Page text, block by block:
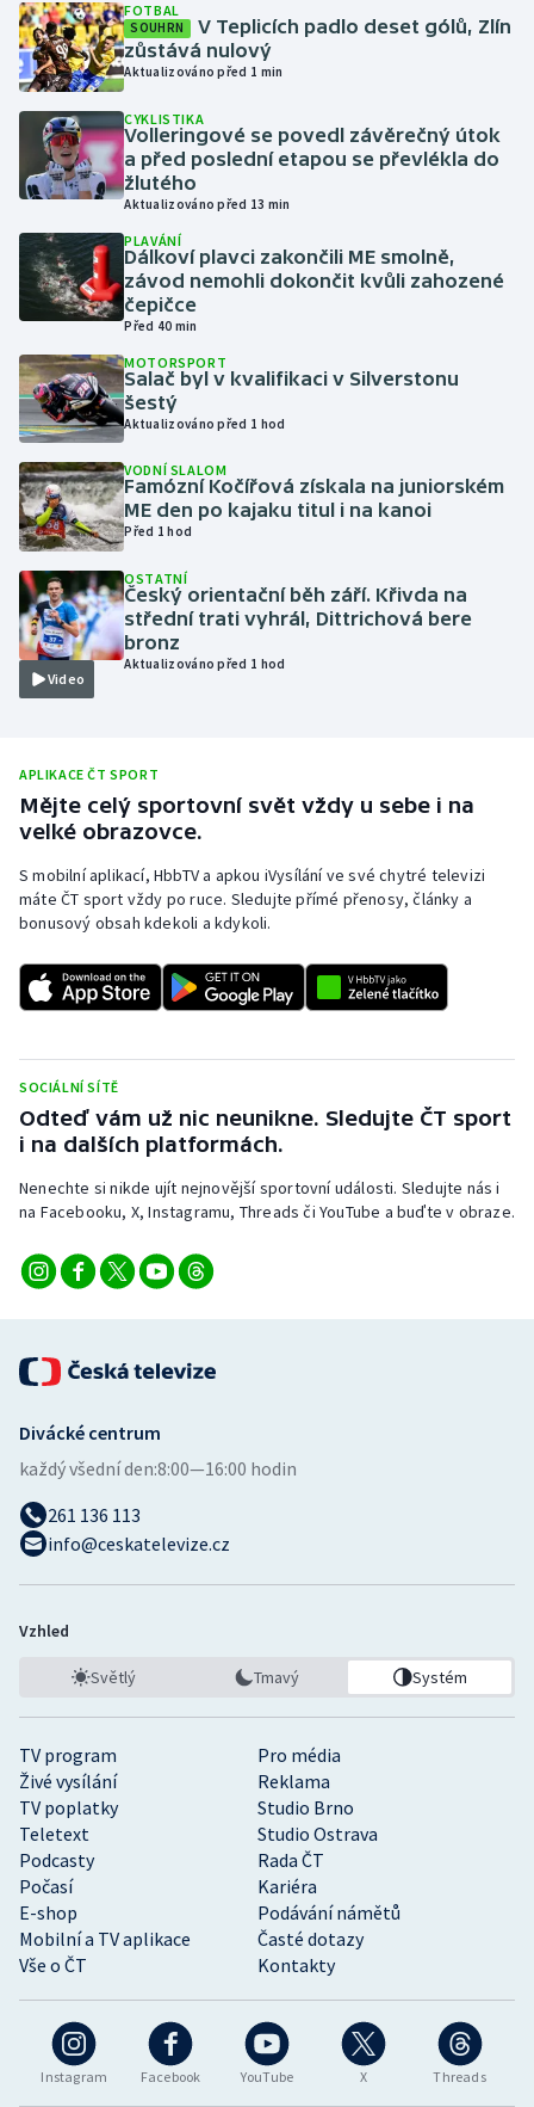
Gymnastika
Házená
Jezdectví
Judo
Krasobruslení
Lezení
Lyže a snowboard
Moderní pětiboj
Motorsport
Olympijské hry
Parasport
Plavání
Ragby
Rychlobruslení
Rychlostní kanoistika
Short track
Sportovní střelba
Stolní tenis
Triatlon
Vodní slalom
Volejbal
FOTBAL
SOUHRN
V Teplicích padlo deset gólů, Zlín
zůstává nulový
Aktualizováno před 1 min
CYKLISTIKA
Volleringové se povedl závěrečný útok
a před poslední etapou se převlékla do
žlutého
Aktualizováno před 13 min
PLAVÁNÍ
Dálkoví plavci zakončili ME smolně,
závod nemohli dokončit kvůli zahozené
čepičce
Před 40 min
MOTORSPORT
Salač byl v kvalifikaci v Silverstonu
šestý
Aktualizováno před 1 hod
VODNÍ SLALOM
Famózní Kočířová získala na juniorském
ME den po kajaku titul i na kanoi
Před 1 hod
Video
OSTATNÍ
Český orientační běh září. Křivda na
střední trati vyhrál, Dittrichová bere
bronz
Aktualizováno před 1 hod
APLIKACE ČT SPORT
Mějte celý sportovní svět vždy u sebe i na
velké obrazovce.
S mobilní aplikací, HbbTV a apkou iVysílání ve své chytré televizi
máte ČT sport vždy po ruce. Sledujte přímé přenosy, články a
bonusový obsah kdekoli a kdykoli.
SOCIÁLNÍ SÍTĚ
Odteď vám už nic neunikne. Sledujte ČT sport
i na dalších platformách.
Nenechte si nikde ujít nejnovější sportovní události. Sledujte nás i
na Facebooku, X, Instagramu, Threads či YouTube a buďte v obraze.
Instagram Facebook YouTube X Threads
TV program
Pro média
Živé vysílání
Reklama
TV poplatky
Studio Brno
Teletext
Studio Ostrava
Podcasty
Rada ČT
Počasí
Kariéra
E-shop
Podávání námětů
Mobilní a TV aplikace
Časté dotazy
Vše o ČT
Kontakty
Divácké centrum
každý všední den:8:00—16:00 hodin
261 136 113
info@ceskatelevize.cz
Vzhled
Světlý Tmavý Systém